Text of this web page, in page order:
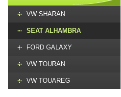
VW SHARAN
SEAT ALHAMBRA
FORD GALAXY
VW TOURAN
VW TOUAREG